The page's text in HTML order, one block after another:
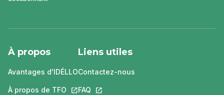
À propos
Avantages d'IDÉLLO
À propos de TFO Ce lien s'ouvrira dans un nouvel onglet.
Liens utiles
Contactez-nous
FAQ Ce lien s'ouvrira dans un nouvel